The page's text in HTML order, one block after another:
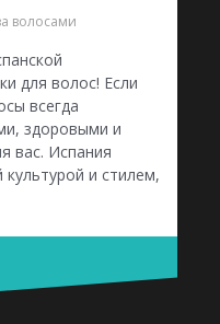
волосами
для волос! Если
всегда
здоровыми и
вас. Испания
и стилем,